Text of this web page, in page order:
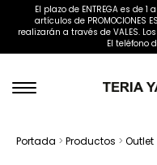
El plazo de ENTREGA es de 1
artículos de PROMOCIONES
realizarán a través de VALES. Los
El teléfono
Portada > Productos > Outlet